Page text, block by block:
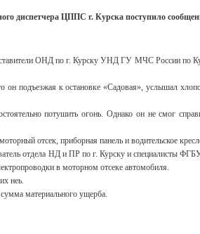
диспетчера ЦППС г. Курска поступило
ОНД по г. Курску УНД ГУ МЧС России по
то он подъезжая к остановке «Садовая», услышал
потушить огонь. Однако он не смог
отсек, приборная панель и водительское
отдела НД и ПР по г. Курску и специалисты
в моторном отсеке автомобиля.
неь.
материального ущерба.